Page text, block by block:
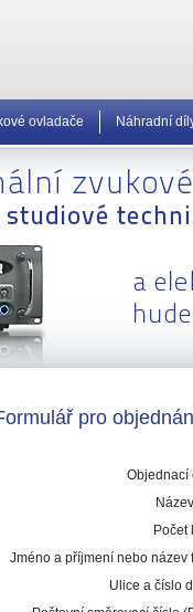
ovladače Náhradní
pro
Objednací
Počet
Jméno a příjmení nebo název
Ulice a číslo